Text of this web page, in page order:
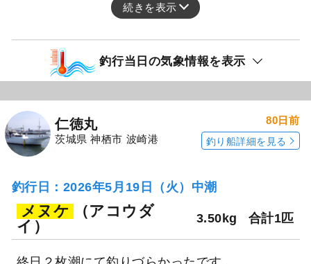
続きを表示
釣行当日の気象情報を表示
仁徳丸
茨城県 神栖市 波崎港
80日前
釣り船詳細を見る
釣行日：2026年5月19日（火）中潮
メヌケ
（アコウダ
イ）
3.50kg 合計1匹